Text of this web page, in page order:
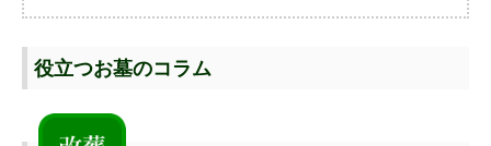
役立つお墓のコラム